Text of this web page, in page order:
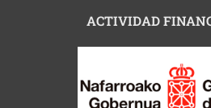
ACTIVIDAD